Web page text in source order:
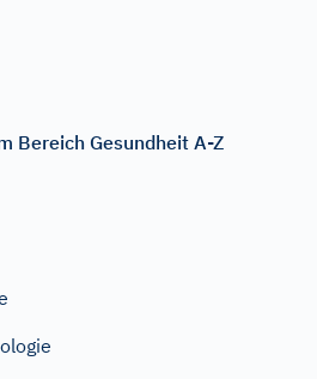
Bereich Gesundheit A-Z